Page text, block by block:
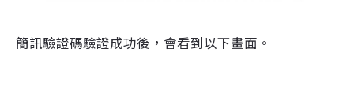
簡訊驗證碼驗證成功後，會看到以下畫面。